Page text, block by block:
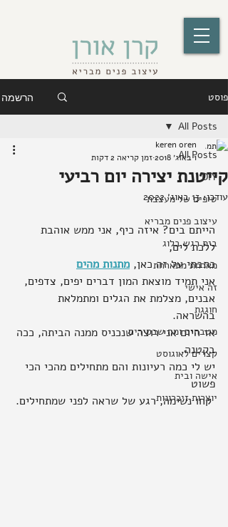
פוסט הרשמה
All Posts
DIY
טיפים של מעצבת
עיצוב פנים מבריא
בית רגש בלוג
מארחת מתארחת
זה אישי
חוגגת
מטבחים ומה שבסירים
קצרים לאוגוסט
אישה ובית
יוצרות זיכרונות
All Posts
קייטנת יצירה יום רביעי
keren oren
1 באוג׳ 2018
זמן קריאה 2 דקות
עודכן:13 באוג׳ 2022
הייתם בים? איזה כיף, אני ממש אוהבת
ללכת לים,
כתבתי על זה כאן, מתנות מהים
אני תמיד מוצאת המון דברים יפים, צדפים,
אבנים, מצלמת את הגלים ומתמלאת
בהשראה.
אז היום אני רוצה שנכניס ממנה הביתה, ככה
בקטנה.
יש לי כמה רעיונות והם מתחילים מהכי הכי
פשוט
קחו נשימה, רגע של שראה לפני שמתחילים.